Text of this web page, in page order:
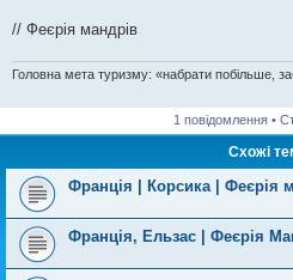
// Феєрія мандрів
Головна мета туризму: «набрати побільше,
1 повідомлення •
Схожі
Франція | Корсика | Феєрія
Франція, Ельзас | Феєрія